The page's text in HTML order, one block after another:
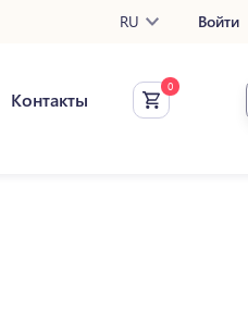
RU Войти
Контакты